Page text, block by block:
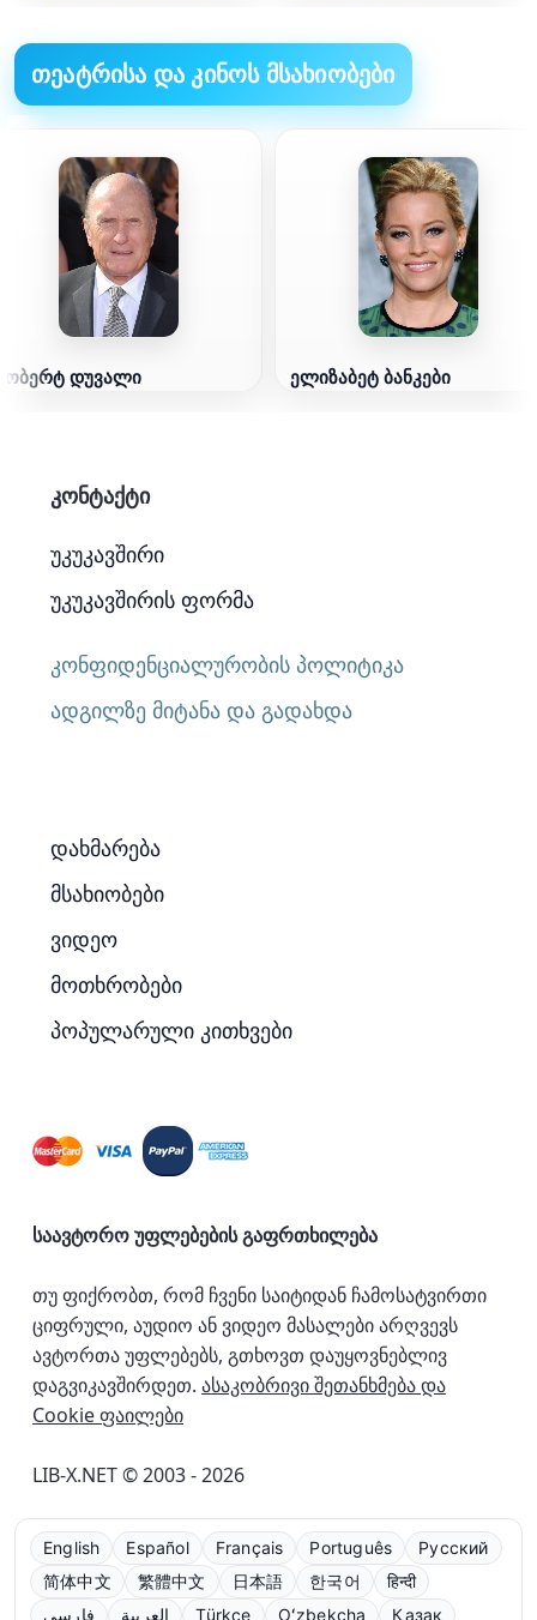
თეატრისა და კინოს მსახიობები
დუვალი ელიზაბეტ ბანკები
კონტაქტი
უკუკავშირი
უკუკავშირის ფორმა
კონფიდენციალურობის პოლიტიკა
ადგილზე მიტანა და გადახდა
დახმარება
მსახიობები
ვიდეო
მოთხრობები
პოპულარული კითხვები
საავტორო უფლებების გაფრთხილება
თუ ფიქრობთ, რომ ჩვენი საიტიდან ჩამოსატვირთი
ციფრული, აუდიო ან ვიდეო მასალები არღვევს
ავტორთა უფლებებს, გთხოვთ დაუყოვნებლივ
დაგვიკავშირდეთ. ასაკობრივი შეთანხმება და
Cookie ფაილები
LIB-X.NET © 2003 - 2026
English Español Français Português
Русский
简体中文
繁體中文 日本語 한국어
हिन्दी
فارسی
العربية Türkçe Oʻzbekcha Қазақ